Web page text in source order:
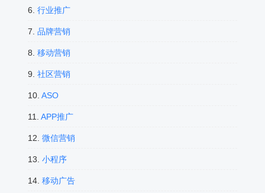
6. 行业推广
7. 品牌营销
8. 移动营销
9. 社区营销
10. ASO
11. APP推广
12. 微信营销
13. 小程序
14. 移动广告